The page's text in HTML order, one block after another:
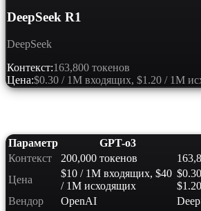
DeepSeek R1
DeepSeek
Контекст:163,800 токенов
Цена:$0.30 / 1M входящих, $1.20 / 1M
Параметр GPT-o3
Контекст
200,000 токенов
Цена
$10 / 1M входящих, $40
/ 1M исходящих
Вендор
OpenAI